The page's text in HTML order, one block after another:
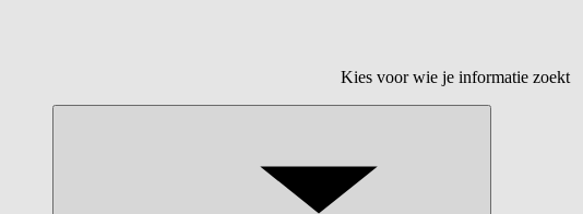
Kies voor wie je informatie zoekt